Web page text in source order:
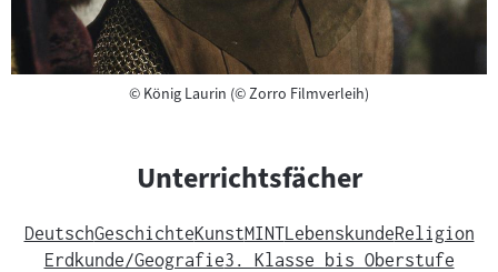
©Copyright
König Laurin (© Zorro Filmverleih)
Unterrichtsfächer
DeutschGeschichteKunstMINTLebenskundeReligion
Erdkunde/Geografie3. Klasse bis Oberstufe